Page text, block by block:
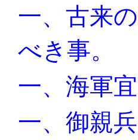
一、古来
べき事。
一、海軍
一、御親